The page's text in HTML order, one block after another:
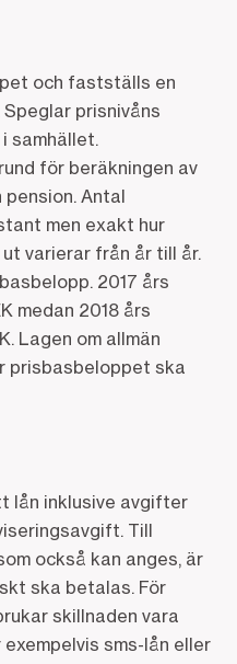
och fastställs en
prisnivåns
samhället.
för beräkningen av
Antal
men exakt hur
varierar från år till år.
2017 års
medan 2018 års
Lagen om allmän
prisbasbeloppet ska
lån inklusive avgifter
Till
också kan anges, är
ska betalas. För
skillnaden vara
sms-lån eller